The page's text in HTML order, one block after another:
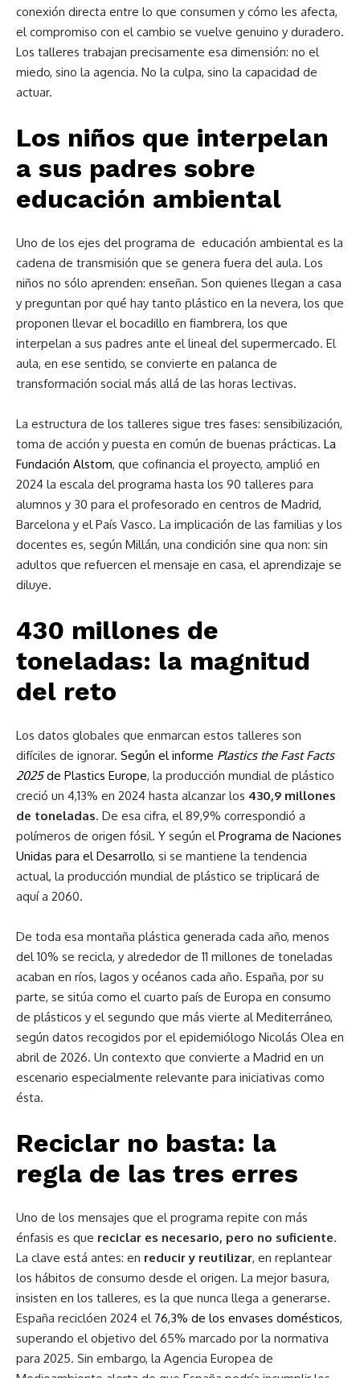
conexión directa entre lo que consumen y cómo les afecta,
el compromiso con el cambio se vuelve genuino y duradero.
Los talleres trabajan precisamente esa dimensión: no el
miedo, sino la agencia. No la culpa, sino la capacidad de
actuar.
Los niños que interpelan
a sus padres sobre
educación ambiental
Uno de los ejes del programa de educación ambiental es la
cadena de transmisión que se genera fuera del aula. Los
niños no sólo aprenden: enseñan. Son quienes llegan a casa
y preguntan por qué hay tanto plástico en la nevera, los que
proponen llevar el bocadillo en fiambrera, los que
interpelan a sus padres ante el lineal del supermercado. El
aula, en ese sentido, se convierte en palanca de
transformación social más allá de las horas lectivas.
La estructura de los talleres sigue tres fases: sensibilización,
toma de acción y puesta en común de buenas prácticas. La
Fundación Alstom, que cofinancia el proyecto, amplió en
2024 la escala del programa hasta los 90 talleres para
alumnos y 30 para el profesorado en centros de Madrid,
Barcelona y el País Vasco. La implicación de las familias y los
docentes es, según Millán, una condición sine qua non: sin
adultos que refuercen el mensaje en casa, el aprendizaje se
diluye.
430 millones de
toneladas: la magnitud
del reto
Los datos globales que enmarcan estos talleres son
difíciles de ignorar. Según el informe Plastics the Fast Facts
2025de Plastics Europe, la producción mundial de plástico
creció un 4,13% en 2024 hasta alcanzar los 430,9 millones
de toneladas. De esa cifra, el 89,9% correspondió a
polímeros de origen fósil. Y según el Programa de Naciones
Unidas para el Desarrollo, si se mantiene la tendencia
actual, la producción mundial de plástico se triplicará de
aquí a 2060.
De toda esa montaña plástica generada cada año, menos
del 10% se recicla, y alrededor de 11 millones de toneladas
acaban en ríos, lagos y océanos cada año. España, por su
parte, se sitúa como el cuarto país de Europa en consumo
de plásticos y el segundo que más vierte al Mediterráneo,
según datos recogidos por el epidemiólogo Nicolás Olea en
abril de 2026. Un contexto que convierte a Madrid en un
escenario especialmente relevante para iniciativas como
ésta.
Reciclar no basta: la
regla de las tres erres
Uno de los mensajes que el programa repite con más
énfasis es que reciclar es necesario, pero no suficiente.
La clave está antes: en reducir y reutilizar, en replantear
los hábitos de consumo desde el origen. La mejor basura,
insisten en los talleres, es la que nunca llega a generarse.
España reciclóen 2024 el 76,3% de los envases domésticos,
superando el objetivo del 65% marcado por la normativa
para 2025. Sin embargo, la Agencia Europea de